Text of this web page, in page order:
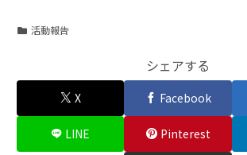
活動報告
シェアする
X Facebook
LINE Pinterest